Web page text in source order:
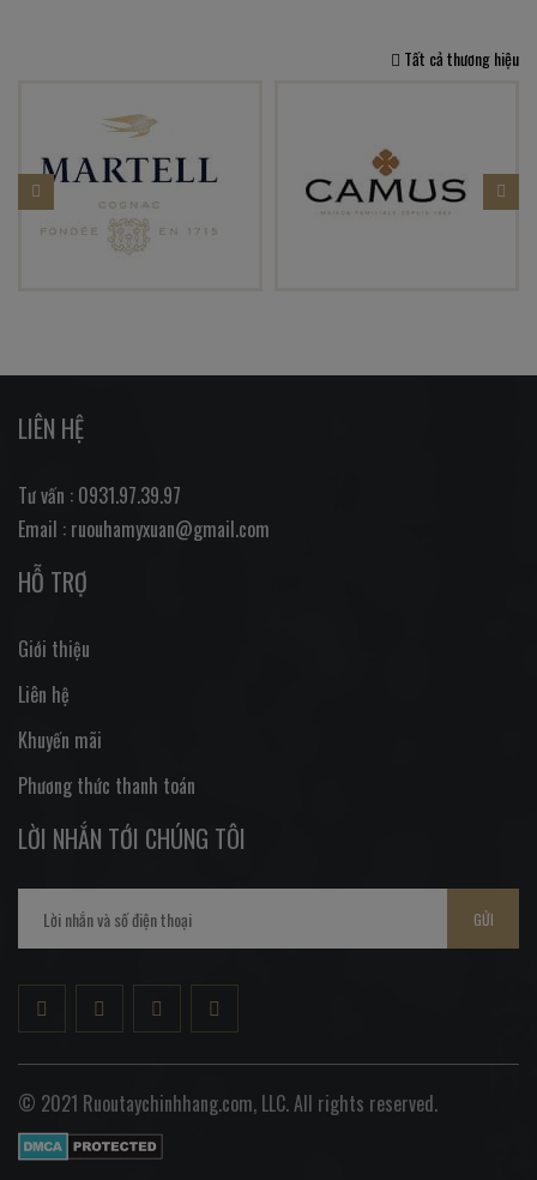
Tất cả thương hiệu
LIÊN HỆ
Tư vấn : 0931.97.39.97
Email : ruouhamyxuan@gmail.com
HỖ TRỢ
Giới thiệu
Liên hệ
Khuyến mãi
Phương thức thanh toán
LỜI NHẮN TỚI CHÚNG TÔI
GỬI
© 2021 Ruoutaychinhhang.com, LLC. All rights reserved.